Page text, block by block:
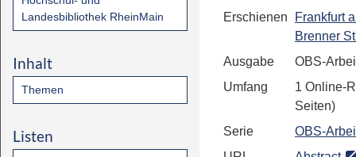
Landesbibliothek RheinMain
Inhalt
Themen
Listen
Erschienen
Frankfurt
Brenner
Ausgabe
OBS-
Umfang
1 Online-
Seiten)
Serie
OBS-